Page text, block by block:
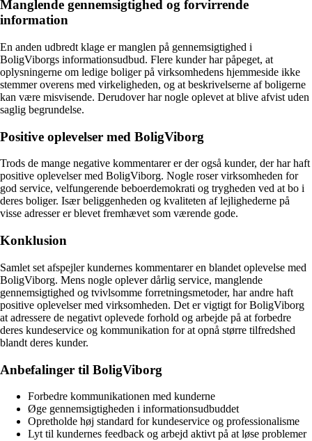
Manglende gennemsigtighed og forvirrende
information
En anden udbredt klage er manglen på gennemsigtighed i
BoligViborgs informationsudbud. Flere kunder har påpeget, at
oplysningerne om ledige boliger på virksomhedens hjemmeside ikke
stemmer overens med virkeligheden, og at beskrivelserne af boligerne
kan være misvisende. Derudover har nogle oplevet at blive afvist uden
saglig begrundelse.
Positive oplevelser med BoligViborg
Trods de mange negative kommentarer er der også kunder, der har haft
positive oplevelser med BoligViborg. Nogle roser virksomheden for
god service, velfungerende beboerdemokrati og trygheden ved at bo i
deres boliger. Især beliggenheden og kvaliteten af lejlighederne på
visse adresser er blevet fremhævet som værende gode.
Konklusion
Samlet set afspejler kundernes kommentarer en blandet oplevelse med
BoligViborg. Mens nogle oplever dårlig service, manglende
gennemsigtighed og tvivlsomme forretningsmetoder, har andre haft
positive oplevelser med virksomheden. Det er vigtigt for BoligViborg
at adressere de negativt oplevede forhold og arbejde på at forbedre
deres kundeservice og kommunikation for at opnå større tilfredshed
blandt deres kunder.
Anbefalinger til BoligViborg
Forbedre kommunikationen med kunderne
Øge gennemsigtigheden i informationsudbuddet
Opretholde høj standard for kundeservice og professionalisme
Lyt til kundernes feedback og arbejd aktivt på at løse problemer